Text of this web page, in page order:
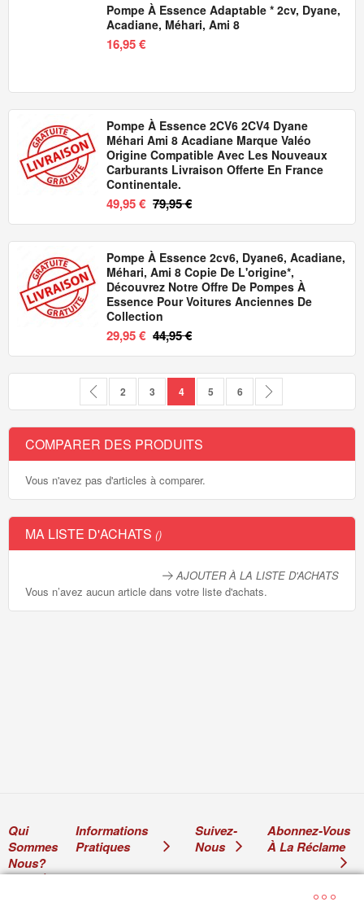
Pompe À Essence Adaptable * 2cv, Dyane,
Acadiane, Méhari, Ami 8
16,95 €
Pompe À Essence 2CV6 2CV4 Dyane
Méhari Ami 8 Acadiane Marque Valéo
Origine Compatible Avec Les Nouveaux
Carburants Livraison Offerte En France
Continentale.
49,95 € 79,95 €
Pompe À Essence 2cv6, Dyane6, Acadiane,
Méhari, Ami 8 Copie De L'origine*,
Découvrez Notre Offre De Pompes À
Essence Pour Voitures Anciennes De
Collection
29,95 € 44,95 €
Page Page
Précédent
Page
2 Page
3 Vous lisez actuellement la page
4 Page
5 Page
6
COMPARER DES PRODUITS
Vous n'avez pas d'articles à comparer.
MA LISTE D'ACHATS
AJOUTER À LA LISTE D'ACHATS
Vous n’avez aucun article dans votre liste d'achats.
Qui
Sommes
Nous?
Informations
Pratiques
Suivez-
Nous
Abonnez-Vous
À La Réclame